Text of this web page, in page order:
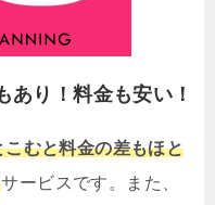
あり！料金も安い！
むと料金の差もほと
サービスです。また、